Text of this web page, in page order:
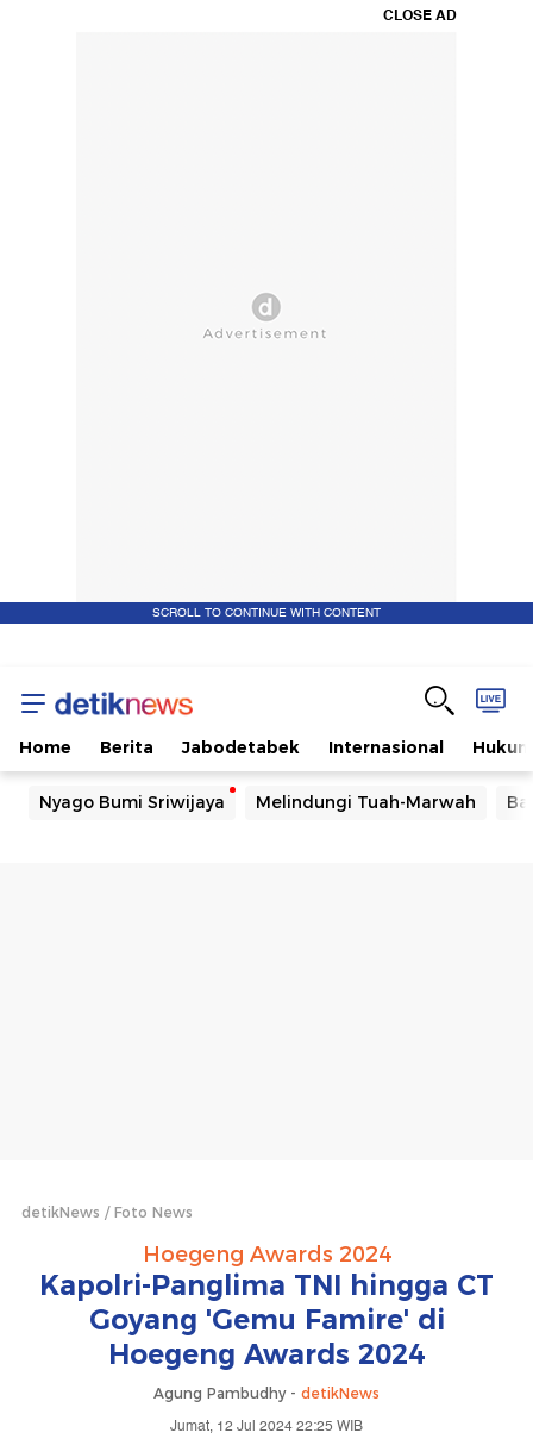
CLOSE AD
SCROLL TO CONTINUE WITH CONTENT
Home Berita Jabodetabek Internasional Hukum
Nyago Bumi Sriwijaya Melindungi Tuah-Marwah
detikNews Foto News
Hoegeng Awards 2024
Kapolri-Panglima TNI hingga CT
Goyang 'Gemu Famire' di
Hoegeng Awards 2024
Agung Pambudhy - detikNews
Jumat, 12 Jul 2024 22:25 WIB